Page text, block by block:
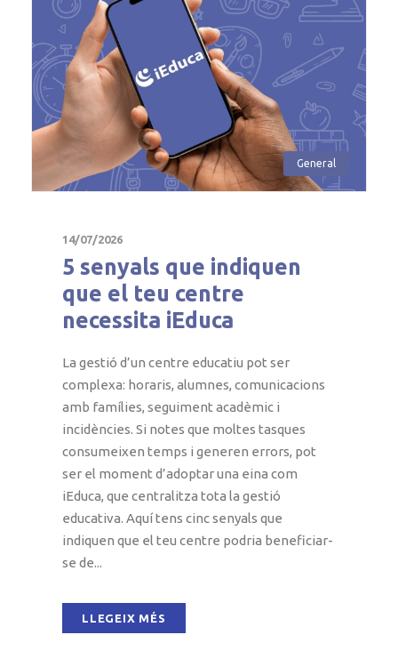
General
14/07/2026
5 senyals que indiquen
que el teu centre
necessita iEduca
La gestió d’un centre educatiu pot ser
complexa: horaris, alumnes, comunicacions
amb famílies, seguiment acadèmic i
incidències. Si notes que moltes tasques
consumeixen temps i generen errors, pot
ser el moment d’adoptar una eina com
iEduca, que centralitza tota la gestió
educativa. Aquí tens cinc senyals que
indiquen que el teu centre podria beneficiar-
se de...
LLEGEIX MÉS